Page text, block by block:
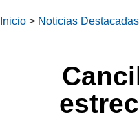
Inicio > Noticias Destacadas